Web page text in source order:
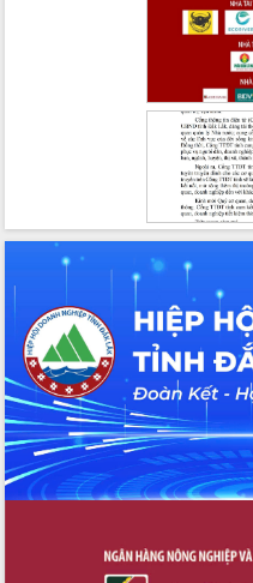
quốc phòng, quân sự địa phương năm
Đắk Lắk tập trung toàn lực khắc phục
tồn tại IUU, sẵn sàng làm việc với
Chủ tịch UBND tỉnh Tạ Anh Tuấn thăm,
chúc mừng các bệnh viện nhân Ngày
Rộn ràng lễ hội truyền thống Sông
nước Đà Nông lần thứ I năm 2026
Kỳ họp Chuyên đề lần thứ Năm, HĐND
tỉnh Đắk Lắk thông qua các nghị quyết
quan trọng
Thống nhất danh sách giới thiệu ứng
cử đại biểu Quốc hội khoá XVI và đại
biểu HĐND tỉnh Đắk Lắk, nhiệm kỳ
2026-2031
Phát động hai phong trào thi đua quan
trọng trong kỷ nguyên mới
Hội nghị Báo cáo viên Trung ương